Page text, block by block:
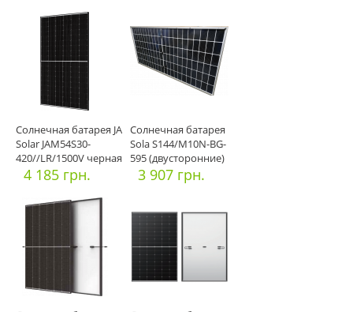
Солнечная батарея JА
Solar JAM54S30-
420//LR/1500V черная
рам
4 185 грн.
Солнечная батарея
Sola S144/M10N-BG-
595 (двусторонние)
595Вт
3 907 грн.